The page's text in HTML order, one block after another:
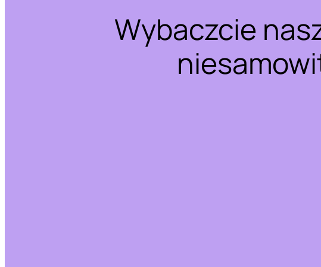
Wybaczcie